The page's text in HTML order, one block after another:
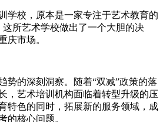
学校，原本是一家专注于艺术教育的
这所艺术学校做出了一个大胆的决
庆市场。
势的深刻洞察。随着“双减”政策的落
，艺术培训机构面临着转型升级的压
特色的同时，拓展新的服务领域，成
的核心问题。